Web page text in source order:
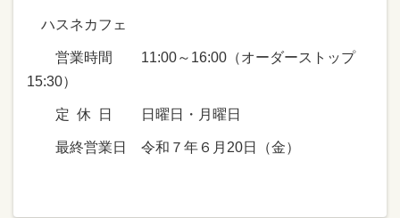
ハスネカフェ
営業時間 11:00～16:00（オーダーストップ
15:30）
定 休 日 日曜日・月曜日
最終営業日 令和７年６月20日（金）